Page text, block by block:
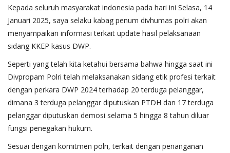
Kepada seluruh masyarakat indonesia pada hari ini Selasa, 14
Januari 2025, saya selaku kabag penum divhumas polri akan
menyampaikan informasi terkait update hasil pelaksanaan
sidang KKEP kasus DWP.
Seperti yang telah kita ketahui bersama bahwa hingga saat ini
Divpropam Polri telah melaksanakan sidang etik profesi terkait
dengan perkara DWP 2024 terhadap 20 terduga pelanggar,
dimana 3 terduga pelanggar diputuskan PTDH dan 17 terduga
pelanggar diputuskan demosi selama 5 hingga 8 tahun diluar
fungsi penegakan hukum.
Sesuai dengan komitmen polri, terkait dengan penanganan